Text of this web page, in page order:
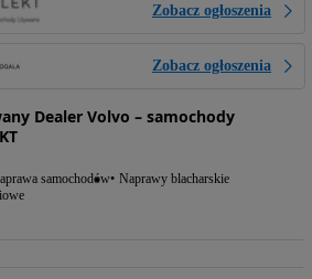
Zobacz ogłoszenia
Zobacz ogłoszenia
Dealer Volvo – samochody
samochodów Naprawy blacharskie